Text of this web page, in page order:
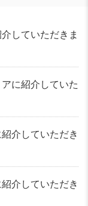
していただきま
に紹介していた
介していただき
介していただき